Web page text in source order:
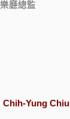
總監
Chih-Yung Chiu